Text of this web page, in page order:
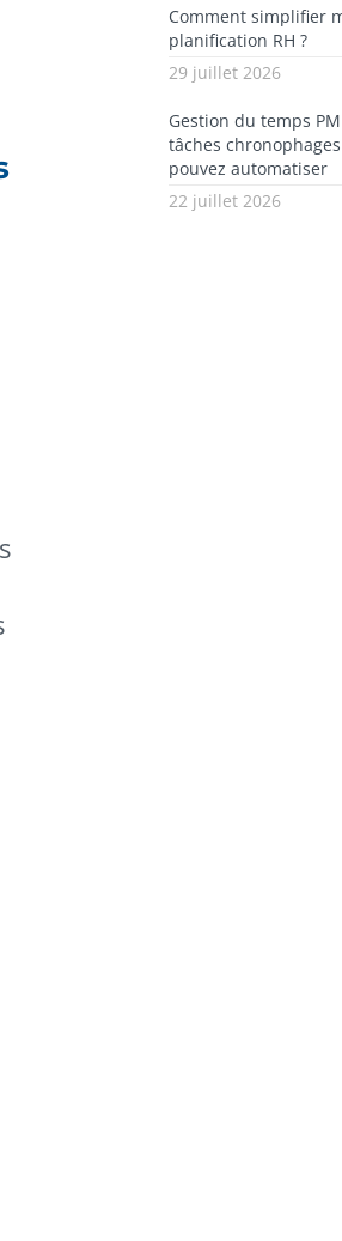
Comment simplifier
planification RH ?
29 juillet 2026
Gestion du temps
tâches
pouvez automatiser
22 juillet 2026